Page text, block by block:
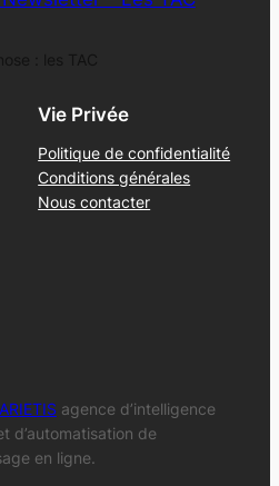
Vie Privée
Politique de confidentialité
Conditions générales
Nous contacter
ARIETIS agence d’intelligence
d’automatisation de
en ligne.